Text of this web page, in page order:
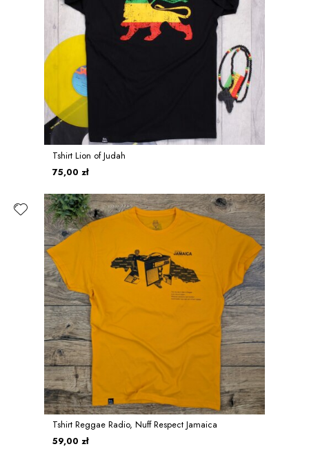
Tshirt Lion of Judah
75,00 zł
Tshirt Reggae Radio, Nuff Respect Jamaica
59,00 zł